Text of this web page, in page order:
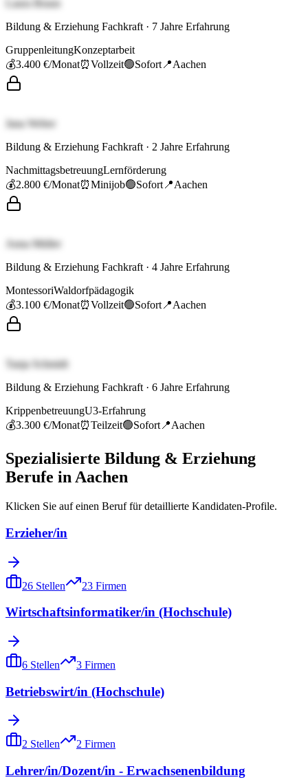
Laura Braun
Bildung & Erziehung Fachkraft · 7 Jahre Erfahrung
GruppenleitungKonzeptarbeit
💰3.400 €/Monat⏰Vollzeit🟢Sofort 📍Aachen
Jana Weber
Bildung & Erziehung Fachkraft · 2 Jahre Erfahrung
NachmittagsbetreuungLernförderung
💰2.800 €/Monat⏰Minijob🟢Sofort 📍Aachen
Anna Müller
Bildung & Erziehung Fachkraft · 4 Jahre Erfahrung
MontessoriWaldorfpädagogik
💰3.100 €/Monat⏰Vollzeit🟢Sofort 📍Aachen
Tanja Schmidt
Bildung & Erziehung Fachkraft · 6 Jahre Erfahrung
KrippenbetreuungU3-Erfahrung
💰3.300 €/Monat⏰Teilzeit🟢Sofort 📍Aachen
Spezialisierte Bildung & Erziehung
Berufe inAachen
Klicken Sie auf einen Beruf für detaillierte Kandidaten-Profile.
Erzieher/in
26 Stellen 23 Firmen
Wirtschaftsinformatiker/in (Hochschule)
6 Stellen 3 Firmen
Betriebswirt/in (Hochschule)
2 Stellen 2 Firmen
Lehrer/in/Dozent/in - Erwachsenenbildung